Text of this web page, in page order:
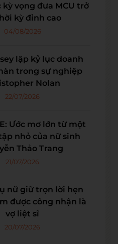
vọng đưa MCU trở
kỳ đỉnh cao
04/08/2026
lập kỷ lục doanh
trong sự nghiệp
Nolan
22/07/2026
Ước mơ lớn từ một
nhỏ của nữ sinh
Thảo Trang
21/07/2026
nữ giữ trọn lời hẹn
được công nhận là
vợ liệt sĩ
20/07/2026